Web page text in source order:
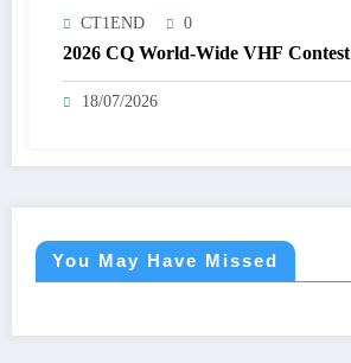
CT1END 0
2026 CQ World-Wide VHF Contest
18/07/2026
You May Have Missed